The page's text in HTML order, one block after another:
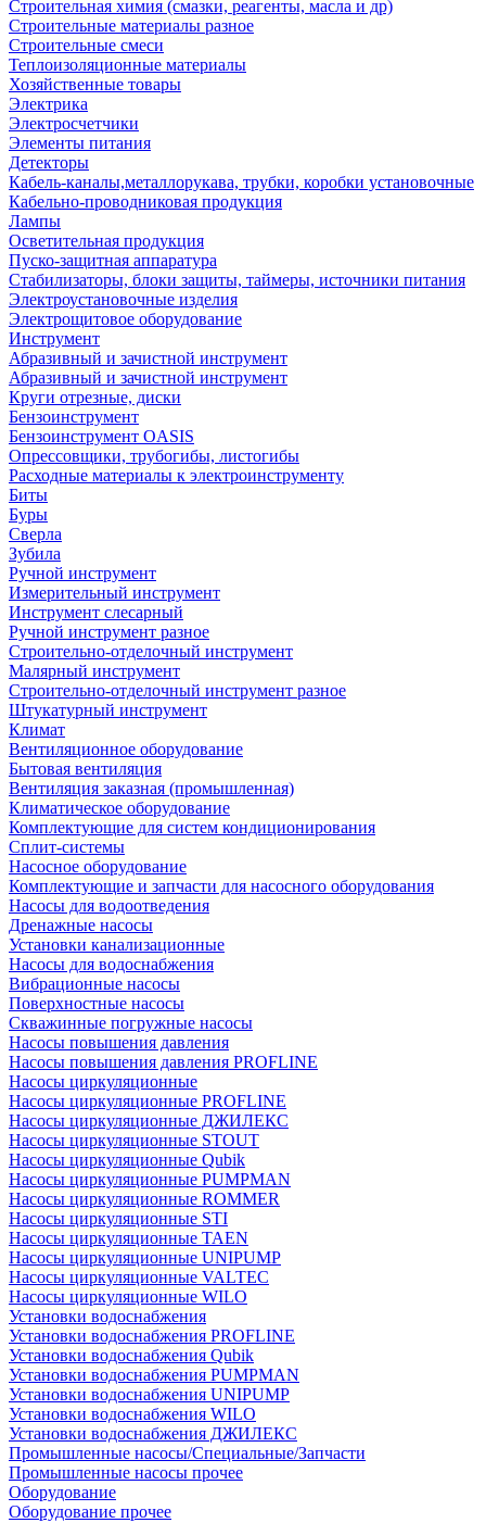
Строительная химия (смазки, реагенты, масла и др)
Строительные материалы разное
Строительные смеси
Теплоизоляционные материалы
Хозяйственные товары
Электрика
Электросчетчики
Элементы питания
Детекторы
Кабель-каналы,металлорукава, трубки, коробки установочные
Кабельно-проводниковая продукция
Лампы
Осветительная продукция
Пуско-защитная аппаратура
Стабилизаторы, блоки защиты, таймеры, источники питания
Электроустановочные изделия
Электрощитовое оборудование
Инструмент
Абразивный и зачистной инструмент
Абразивный и зачистной инструмент
Круги отрезные, диски
Бензоинструмент
Бензоинструмент OASIS
Опрессовщики, трубогибы, листогибы
Расходные материалы к электроинструменту
Биты
Буры
Сверла
Зубила
Ручной инструмент
Измерительный инструмент
Инструмент слесарный
Ручной инструмент разное
Строительно-отделочный инструмент
Малярный инструмент
Строительно-отделочный инструмент разное
Штукатурный инструмент
Климат
Вентиляционное оборудование
Бытовая вентиляция
Вентиляция заказная (промышленная)
Климатическое оборудование
Комплектующие для систем кондиционирования
Сплит-системы
Насосное оборудование
Комплектующие и запчасти для насосного оборудования
Насосы для водоотведения
Дренажные насосы
Установки канализационные
Насосы для водоснабжения
Вибрационные насосы
Поверхностные насосы
Скважинные погружные насосы
Насосы повышения давления
Насосы повышения давления PROFLINE
Насосы циркуляционные
Насосы циркуляционные PROFLINE
Насосы циркуляционные ДЖИЛЕКС
Насосы циркуляционные STOUT
Насосы циркуляционные Qubik
Насосы циркуляционные PUMPMAN
Насосы циркуляционные ROMMER
Насосы циркуляционные STI
Насосы циркуляционные TAEN
Насосы циркуляционные UNIPUMP
Насосы циркуляционные VALTEC
Насосы циркуляционные WILO
Установки водоснабжения
Установки водоснабжения PROFLINE
Установки водоснабжения Qubik
Установки водоснабжения PUMPMAN
Установки водоснабжения UNIPUMP
Установки водоснабжения WILO
Установки водоснабжения ДЖИЛЕКС
Промышленные насосы/Специальные/Запчасти
Промышленные насосы прочее
Оборудование
Оборудование прочее